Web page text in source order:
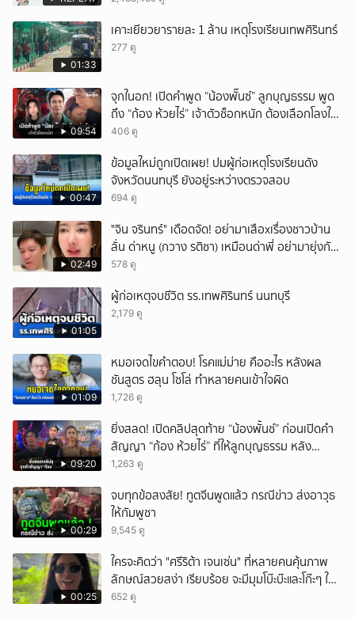
01:33
เคาะเยียวยารายละ 1 ล้าน เหตุโรงเรียนเทพศิรินทร์
277 ดู
09:54
จุกในอก! เปิดคำพูด “น้องพั๊นซ์” ลูกบุญธรรม พูด
ถึง “ก้อง ห้วยไร่” เจ้าตัวช็อกหนัก ต้องเลือกโลงให้
ลูก!
406 ดู
00:47
ข้อมูลใหม่ถูกเปิดเผย! ปมผู้ก่อเหตุโรงเรียนดัง
จังหวัดนนทบุรี ยังอยู่ระหว่างตรวจสอบ
694 ดู
02:49
ั่"จิน จรินทร์" เดือดจัด! อย่ามาเสือxเรื่องชาวบ้าน
ลั่น ด่าหนู (กวาง รติชา) เหมือนด่าพี่ อย่ามายุ่งกับ
คนของผม จบ!!!
578 ดู
01:05
ผู้ก่อเหตุจบชีวิต รร.เทพศิรินทร์ นนทบุรี
2,179 ดู
01:09
หมอเจดไขคำตอบ! โรคแม่ม่าย คืออะไร หลังผล
ชันสูตร ฮลุน โซโล่ ทำหลายคนเข้าใจผิด
1,726 ดู
09:20
ยิ่งสลด! เปิดคลิปสุดท้าย “น้องพั้นช์” ก่อนเปิดคำ
สัญญา “ก้อง ห้วยไร่” ที่ให้ลูกบุญธรรม หลัง
ลาโลก!
1,263 ดู
00:29
จบทุกข้อสงสัย! ทูตจีนพูดแล้ว กรณีข่าว ส่งอาวุธ
ให้กัมพูชา
9,545 ดู
00:25
ใครจะคิดว่า "ศรีริต้า เจนเซ่น" ที่หลายคนคุ้นภาพ
ลักษณ์สวยสง่า เรียบร้อย จะมีมุมโบ๊ะบ๊ะและโก๊ะๆ ให้
ได้อมยิ้มเหมือนกัน งานนี้ทำเอาแฟนๆ ทั้งเอ็นดูทั้ง
652 ดู